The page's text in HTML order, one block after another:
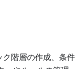
階層の作成、条件